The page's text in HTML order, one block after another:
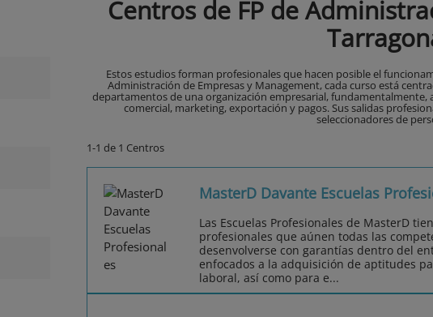
Centros de FP de
Estos estudios forman profesionales que hacen posible el
Administración de Empresas y Management, cada curso está
departamentos de una organización empresarial, fundamentalmente,
comercial, marketing, exportación y pagos. Sus salidas
seleccionadores de
1-1 de 1 Centros
MasterD Davante Escuelas
Las Escuelas Profesionales de MasterD
profesionales que aúnen todas las
desenvolverse con garantías dentro del
enfocados a la adquisición de aptitudes
laboral, así como para e...